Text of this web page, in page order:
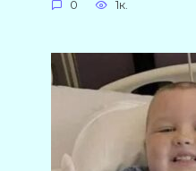
0 1к.